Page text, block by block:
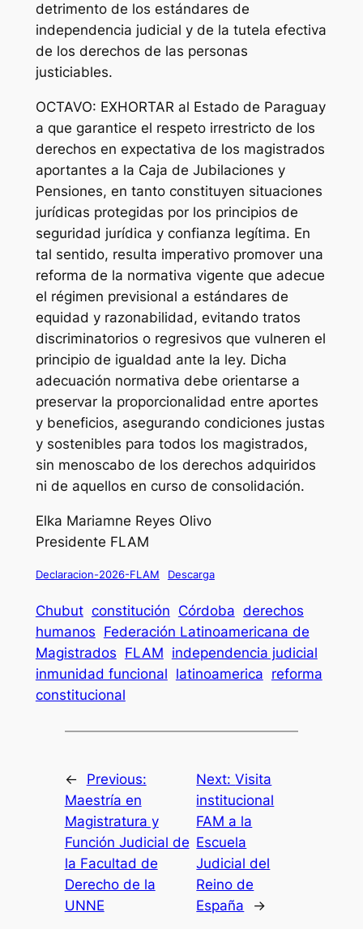
detrimento de los estándares de
independencia judicial y de la tutela efectiva
de los derechos de las personas
justiciables.
OCTAVO: EXHORTAR al Estado de Paraguay
a que garantice el respeto irrestricto de los
derechos en expectativa de los magistrados
aportantes a la Caja de Jubilaciones y
Pensiones, en tanto constituyen situaciones
jurídicas protegidas por los principios de
seguridad jurídica y confianza legítima. En
tal sentido, resulta imperativo promover una
reforma de la normativa vigente que adecue
el régimen previsional a estándares de
equidad y razonabilidad, evitando tratos
discriminatorios o regresivos que vulneren el
principio de igualdad ante la ley. Dicha
adecuación normativa debe orientarse a
preservar la proporcionalidad entre aportes
y beneficios, asegurando condiciones justas
y sostenibles para todos los magistrados,
sin menoscabo de los derechos adquiridos
ni de aquellos en curso de consolidación.
Elka Mariamne Reyes Olivo
Presidente FLAM
Declaracion-2026-FLAM Descarga
Chubut constitución Córdoba derechos
humanos Federación Latinoamericana de
Magistrados FLAM independencia judicial
inmunidad funcional latinoamerica reforma
constitucional
←
Previous:
Maestría en
Magistratura y
Función Judicial de
la Facultad de
Derecho de la
UNNE
Next:Visita
institucional
FAM a la
Escuela
Judicial del
Reino de
España
→